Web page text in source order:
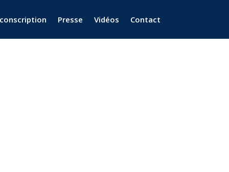
Presse Vidéos Contact